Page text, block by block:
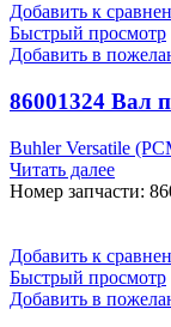
Добавить к
Быстрый просмотр
Добавить в
86001324 Вал
Buhler Versatile
Читать далее
Номер запчасти:
Добавить к
Быстрый просмотр
Добавить в